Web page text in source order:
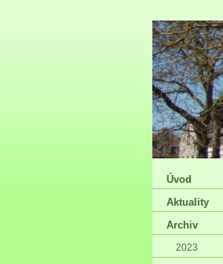
Úvod
Aktuality
Archiv
2023